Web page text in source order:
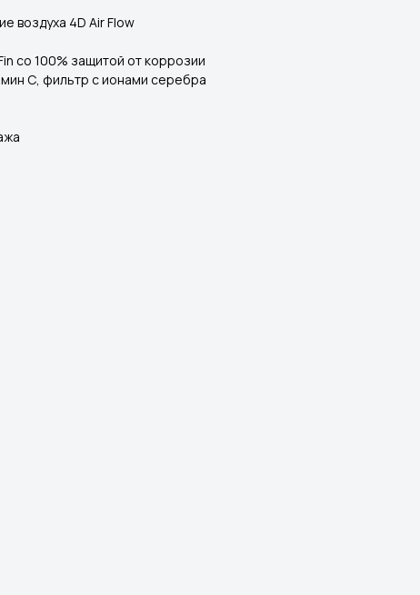
воздуха 4D Air Flow
со 100% защитой от коррозии
С, фильтр с ионами серебра